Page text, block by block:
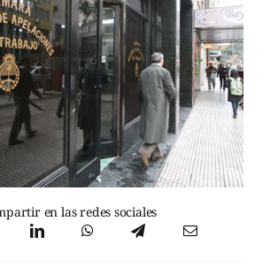
en las redes sociales